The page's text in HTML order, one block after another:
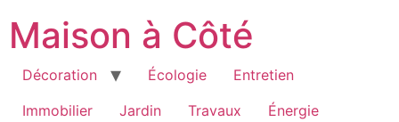
contenu
Maison à Côté
Décoration Écologie
Entretien
Immobilier
Jardin Travaux
Énergie